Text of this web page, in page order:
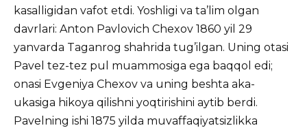
kasalligidan vafot etdi. Yoshligi va ta’lim olgan
davrlari: Anton Pavlovich Chexov 1860 yil 29
yanvarda Taganrog shahrida tug’ilgan. Uning otasi
Pavel tez-tez pul muammosiga ega baqqol edi;
onasi Evgeniya Chexov va uning beshta aka-
ukasiga hikoya qilishni yoqtirishini aytib berdi.
Pavelning ishi 1875 yilda muvaffaqiyatsizlikka